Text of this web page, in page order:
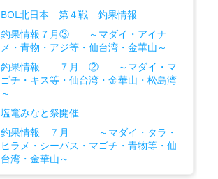
BOL北日本 第４戦 釣果情報
釣果情報７月③ ～マダイ・アイナ
メ・青物・アジ等・仙台湾・金華山～
釣果情報 ７月 ② ～マダイ・マ
ゴチ・キス等・仙台湾・金華山・松島湾
～
塩竃みなと祭開催
釣果情報 ７月 ～マダイ・タラ・
ヒラメ・シーバス・マゴチ・青物等・仙
台湾・金華山～